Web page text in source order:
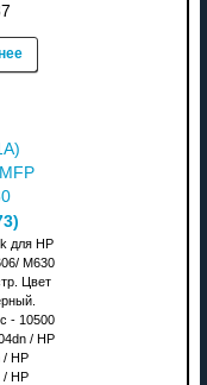
)
для HP
M630
Цвет
- 10500
/ HP
/ HP
/ HP